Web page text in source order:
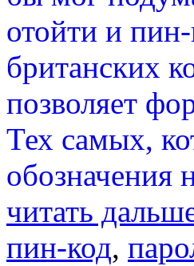
отойти и
британских
позволяет
Тех самых,
обозначения
читать
пин-код,